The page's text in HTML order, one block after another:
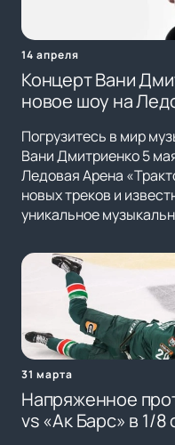
14 апреля
Концерт Вани
новое шоу на
Погрузитесь в мир
Вани Дмитриенко 5
Ледовая Арена
новых треков и
уникальное
31 марта
Напряженное
vs «Ак Барс» в 1/